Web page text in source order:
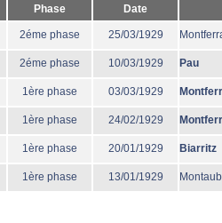
Phase Date
2éme phase 25/03/1929
2éme phase 10/03/1929 Pau
1ère phase 03/03/1929
1ère phase 24/02/1929
1ère phase 20/01/1929 Biarritz
1ère phase 13/01/1929